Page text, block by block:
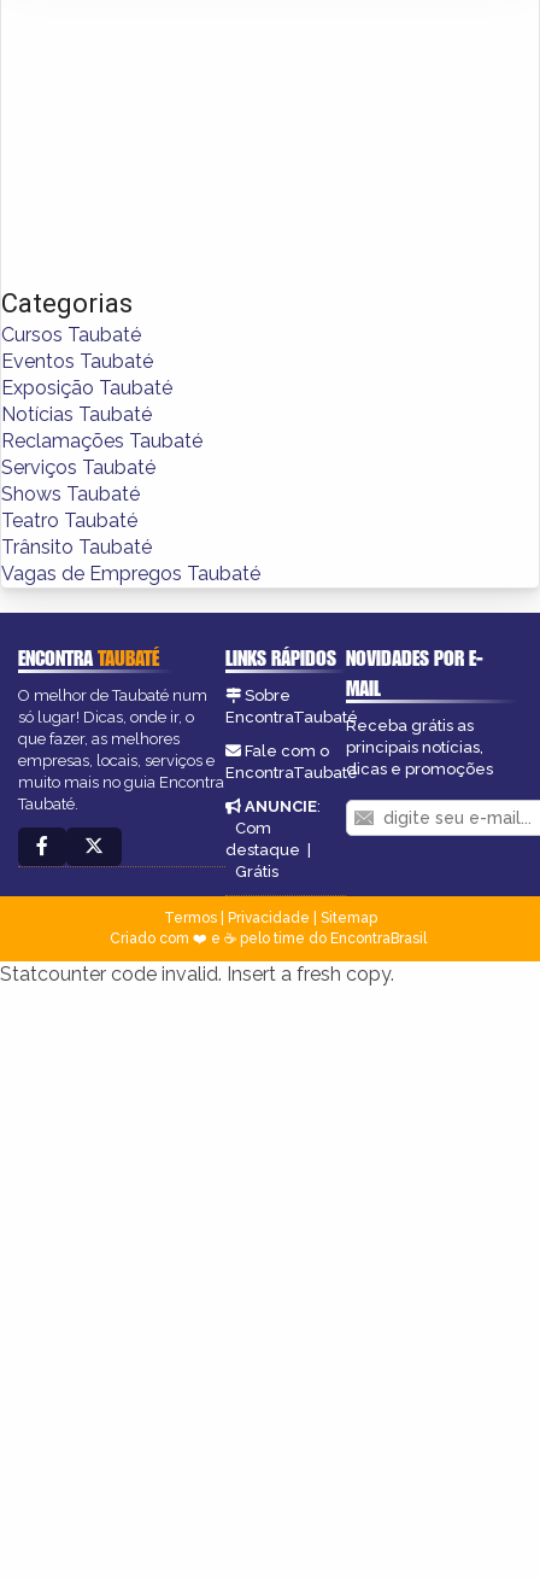
Categorias
Cursos Taubaté
Eventos Taubaté
Exposição Taubaté
Notícias Taubaté
Reclamações Taubaté
Serviços Taubaté
Shows Taubaté
Teatro Taubaté
Trânsito Taubaté
Vagas de Empregos Taubaté
ENCONTRATAUBATÉ
O melhor de Taubaté num
só lugar! Dicas, onde ir, o
que fazer, as melhores
empresas, locais, serviços e
muito mais no guia Encontra
Taubaté.
LINKS RÁPIDOS
Sobre
EncontraTaubaté
Fale com o
EncontraTaubaté
ANUNCIE:
Com
destaque |
Grátis
NOVIDADES POR E-
MAIL
Receba grátis as
principais notícias,
dicas e promoções
Termos| Privacidade
Sitemap
Criado com ❤️ e ☕ pelo time do EncontraBrasil
Statcounter code invalid. Insert a fresh copy.